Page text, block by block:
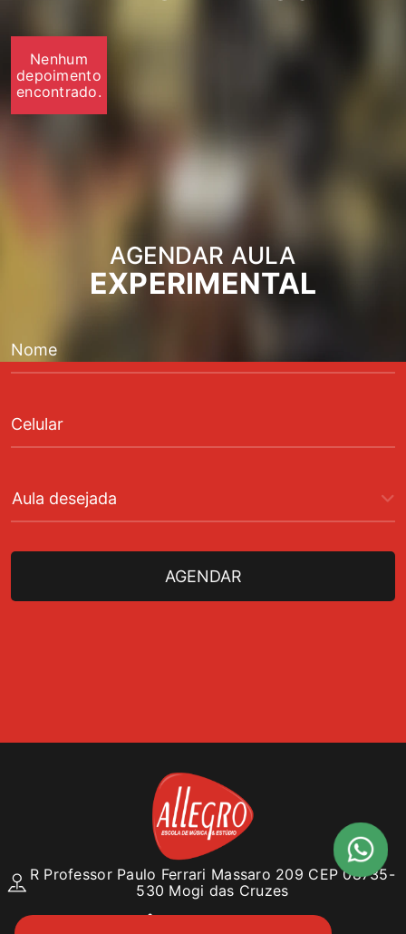
Nenhum
depoimento
encontrado.
AGENDAR AULA
EXPERIMENTAL
R Professor Paulo Ferrari Massaro 209 CEP 08735-
530 Mogi das Cruzes